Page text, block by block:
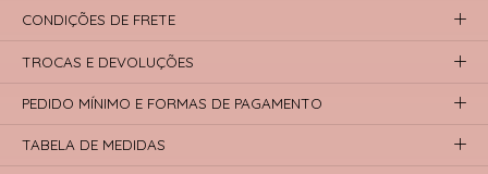
CONDIÇÕES DE FRETE
TROCAS E DEVOLUÇÕES
PEDIDO MÍNIMO E FORMAS DE PAGAMENTO
TABELA DE MEDIDAS